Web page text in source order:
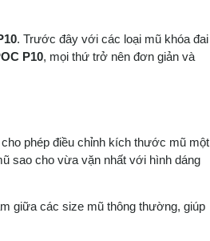
. Trước đây với các loại mũ khóa đai
P10, mọi thứ trở nên đơn giản và
cho phép điều chỉnh kích thước mũ một
sao cho vừa vặn nhất với hình dáng
giữa các size mũ thông thường, giúp